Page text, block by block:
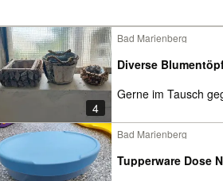
4
Bad Marienberg
Diverse
Gerne im Tausch
Bad Marienberg
Tupperware Dose